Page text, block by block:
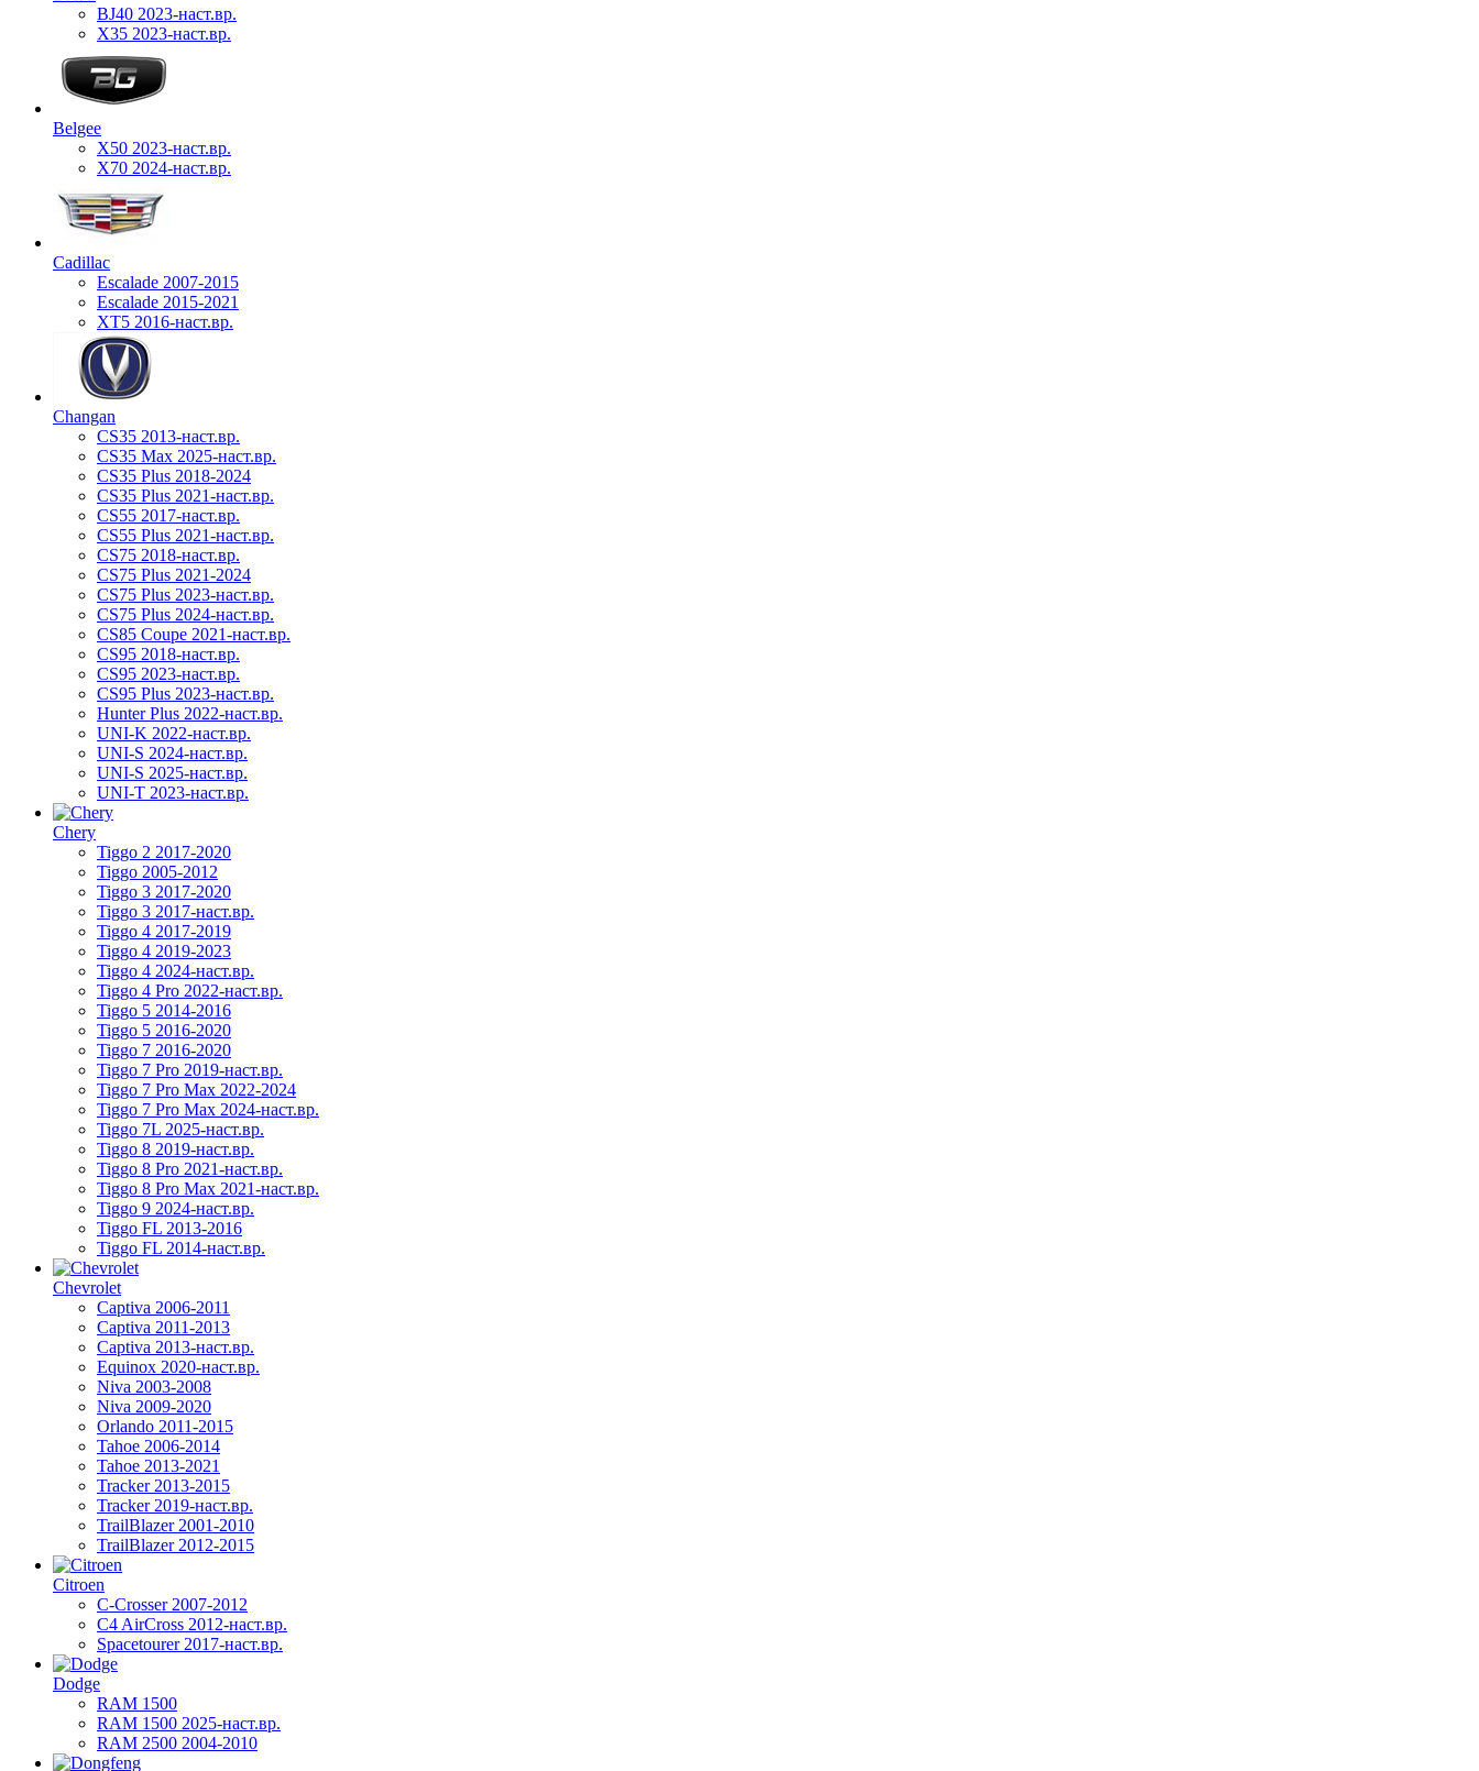
BJ40 2023-наст.вр.
X35 2023-наст.вр.
Belgee
X50 2023-наст.вр.
X70 2024-наст.вр.
Cadillac
Escalade 2007-2015
Escalade 2015-2021
XT5 2016-наст.вр.
Changan
CS35 2013-наст.вр.
CS35 Max 2025-наст.вр.
CS35 Plus 2018-2024
CS35 Plus 2021-наст.вр.
CS55 2017-наст.вр.
CS55 Plus 2021-наст.вр.
CS75 2018-наст.вр.
CS75 Plus 2021-2024
CS75 Plus 2023-наст.вр.
CS75 Plus 2024-наст.вр.
CS85 Coupe 2021-наст.вр.
CS95 2018-наст.вр.
CS95 2023-наст.вр.
CS95 Plus 2023-наст.вр.
Hunter Plus 2022-наст.вр.
UNI-K 2022-наст.вр.
UNI-S 2024-наст.вр.
UNI-S 2025-наст.вр.
UNI-T 2023-наст.вр.
Chery
Tiggo 2 2017-2020
Tiggo 2005-2012
Tiggo 3 2017-2020
Tiggo 3 2017-наст.вр.
Tiggo 4 2017-2019
Tiggo 4 2019-2023
Tiggo 4 2024-наст.вр.
Tiggo 4 Pro 2022-наст.вр.
Tiggo 5 2014-2016
Tiggo 5 2016-2020
Tiggo 7 2016-2020
Tiggo 7 Pro 2019-наст.вр.
Tiggo 7 Pro Max 2022-2024
Tiggo 7 Pro Max 2024-наст.вр.
Tiggo 7L 2025-наст.вр.
Tiggo 8 2019-наст.вр.
Tiggo 8 Pro 2021-наст.вр.
Tiggo 8 Pro Max 2021-наст.вр.
Tiggo 9 2024-наст.вр.
Tiggo FL 2013-2016
Tiggo FL 2014-наст.вр.
Chevrolet
Captiva 2006-2011
Captiva 2011-2013
Captiva 2013-наст.вр.
Equinox 2020-наст.вр.
Niva 2003-2008
Niva 2009-2020
Orlando 2011-2015
Tahoe 2006-2014
Tahoe 2013-2021
Tracker 2013-2015
Tracker 2019-наст.вр.
TrailBlazer 2001-2010
TrailBlazer 2012-2015
Citroen
C-Crosser 2007-2012
C4 AirCross 2012-наст.вр.
Spacetourer 2017-наст.вр.
Dodge
RAM 1500
RAM 1500 2025-наст.вр.
RAM 2500 2004-2010